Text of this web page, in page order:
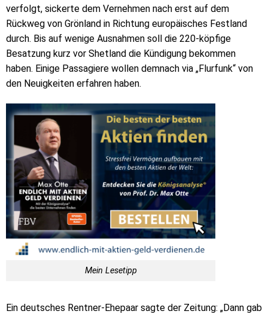
verfolgt, sickerte dem Vernehmen nach erst auf dem
Rückweg von Grönland in Richtung europäisches Festland
durch. Bis auf wenige Ausnahmen soll die 220-köpfige
Besatzung kurz vor Shetland die Kündigung bekommen
haben. Einige Passagiere wollen demnach via „Flurfunk“ von
den Neuigkeiten erfahren haben.
Mein Lesetipp
Ein deutsches Rentner-Ehepaar sagte der Zeitung: „Dann gab